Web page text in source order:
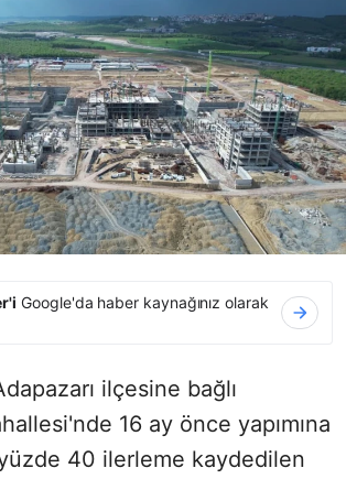
Google'da haber kaynağınız olarak
ilçesine bağlı
16 ay önce yapımına
40 ilerleme kaydedilen